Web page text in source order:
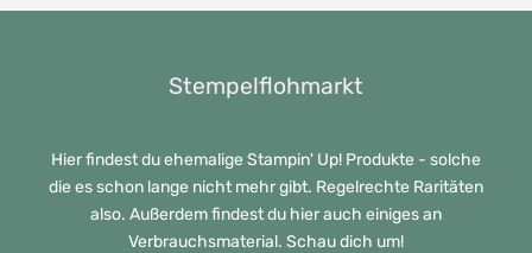
Stempelflohmarkt
Hier findest du ehemalige Stampin' Up! Produkte - solche
die es schon lange nicht mehr gibt. Regelrechte Raritäten
also. Außerdem findest du hier auch einiges an
Verbrauchsmaterial. Schau dich um!